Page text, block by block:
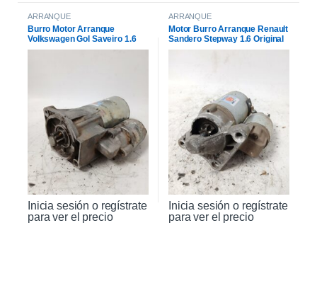
ARRANQUE
Burro Motor Arranque
Volkswagen Gol Saveiro 1.6
Inicia sesión o regístrate
para ver el precio
ARRANQUE
Motor Burro Arranque Renault
Sandero Stepway 1.6 Original
Inicia sesión o regístrate
para ver el precio